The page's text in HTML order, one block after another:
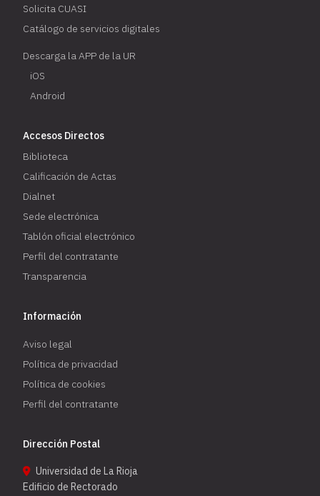
Solicita CUASI
Catálogo de servicios digitales
Descarga la APP de la UR
iOS
Android
Accesos Directos
Biblioteca
Calificación de Actas
Dialnet
Sede electrónica
Tablón oficial electrónico
Perfil del contratante
Transparencia
Información
Aviso legal
Política de privacidad
Política de cookies
Perfil del contratante
Dirección Postal
Universidad de La Rioja
Edificio de Rectorado